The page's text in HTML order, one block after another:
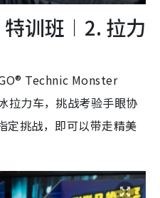
训班︱2. 拉力
Technic Monster
力车，挑战考验手眼协
定挑战，即可以带走精美